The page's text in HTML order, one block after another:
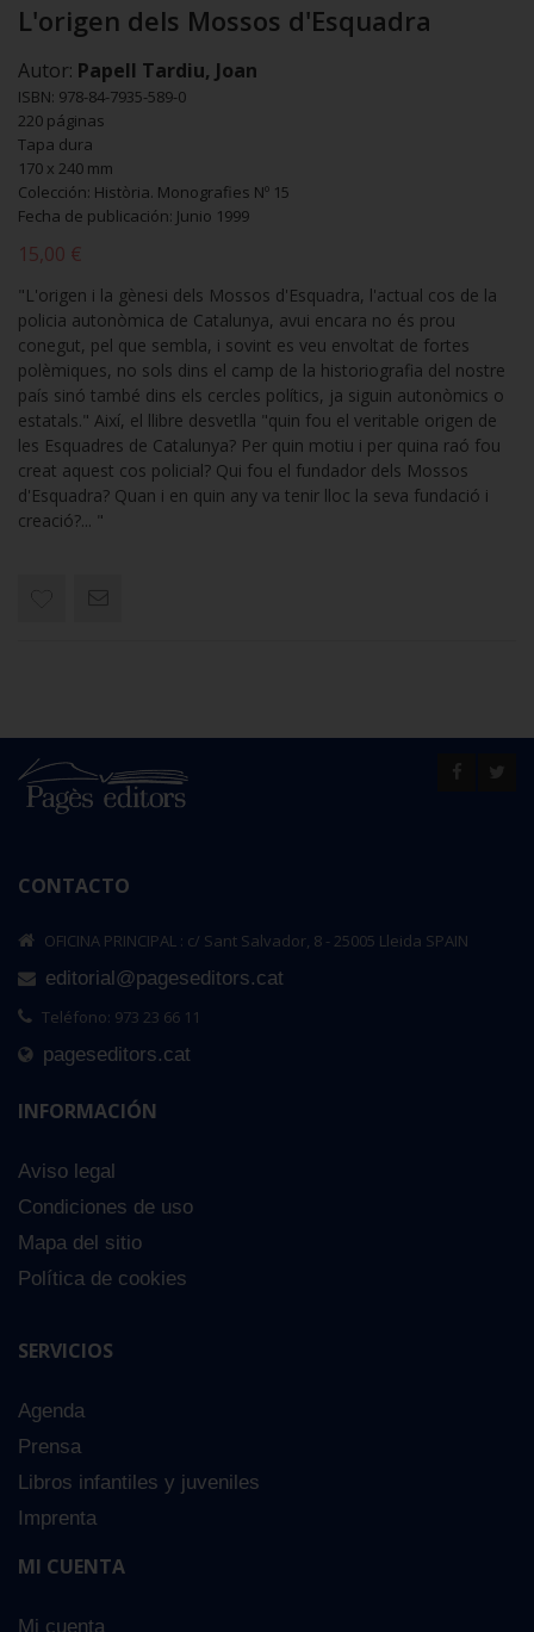
L'origen dels Mossos d'Esquadra
Autor: Papell Tardiu, Joan
ISBN: 978-84-7935-589-0
220 páginas
Tapa dura
170 x 240 mm
Colección: Història. Monografies Nº 15
Fecha de publicación: Junio 1999
15,00 €
"L'origen i la gènesi dels Mossos d'Esquadra, l'actual cos de la
policia autonòmica de Catalunya, avui encara no és prou
conegut, pel que sembla, i sovint es veu envoltat de fortes
polèmiques, no sols dins el camp de la historiografia del nostre
país sinó també dins els cercles polítics, ja siguin autonòmics o
estatals." Així, el llibre desvetlla "quin fou el veritable origen de
les Esquadres de Catalunya? Per quin motiu i per quina raó fou
creat aquest cos policial? Qui fou el fundador dels Mossos
d'Esquadra? Quan i en quin any va tenir lloc la seva fundació i
creació?... "
CONTACTO
OFICINA PRINCIPAL : c/ Sant Salvador, 8 - 25005 Lleida SPAIN
editorial@pageseditors.cat
Teléfono: 973 23 66 11
pageseditors.cat
INFORMACIÓN
Aviso legal
Condiciones de uso
Mapa del sitio
Política de cookies
SERVICIOS
Agenda
Prensa
Libros infantiles y juveniles
Imprenta
MI CUENTA
Mi cuenta